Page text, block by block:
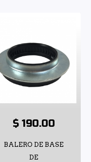
$ 190.00
BALERO DE BASE
DE